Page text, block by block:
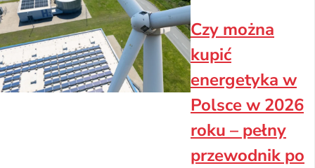
Czy można
kupić
energetyka w
Polsce w 2026
roku – pełny
przewodnik po